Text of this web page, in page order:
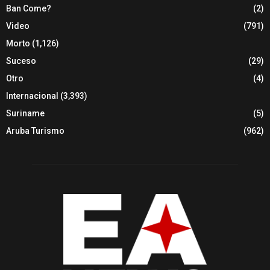
Ban Come?
(2)
Video
(791)
Morto (1,126)
Suceso
(29)
Otro
(4)
Internacional (3,393)
Suriname
(5)
Aruba Turismo
(962)